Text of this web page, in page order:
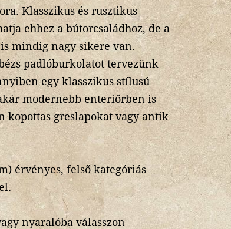
Klasszikus és rusztikus
ehhez a bútorcsaládhoz, de a
mindig nagy sikere van.
padlóburkolatot tervezünk
egy klasszikus stílusú
modernebb enteriőrben is
kopottas greslapokat vagy antik
érvényes, felső kategóriás
nyaralóba válasszon